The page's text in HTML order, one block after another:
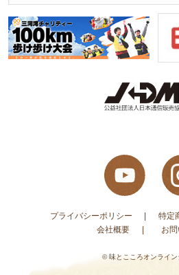
プライバシーポリシー
特定
会社概要
お
© 味とこころオンライン